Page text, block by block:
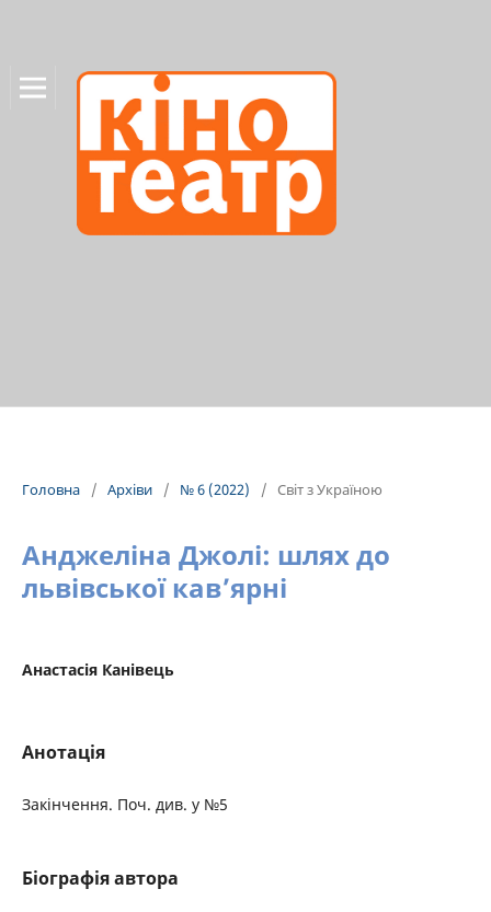
Головна / Архіви / № 6 (2022) / Світ з Україною
Анджеліна Джолі: шлях до
львівської кав’ярні
Анастасія Канівець
Анотація
Закінчення. Поч. див. у №5
Біографія автора